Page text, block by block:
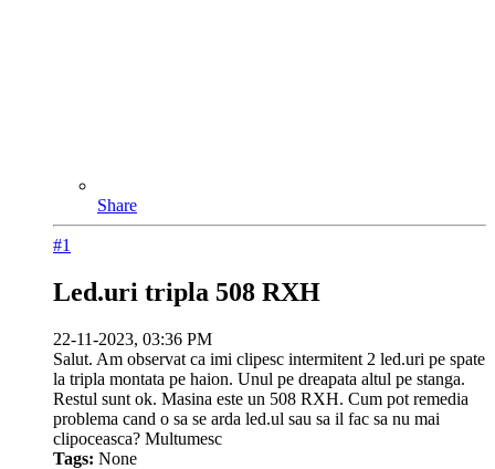
Share
#1
Led.uri tripla 508 RXH
22-11-2023, 03:36 PM
Salut. Am observat ca imi clipesc intermitent 2 led.uri pe spate
la tripla montata pe haion. Unul pe dreapata altul pe stanga.
Restul sunt ok. Masina este un 508 RXH. Cum pot remedia
problema cand o sa se arda led.ul sau sa il fac sa nu mai
clipoceasca? Multumesc
Tags: None